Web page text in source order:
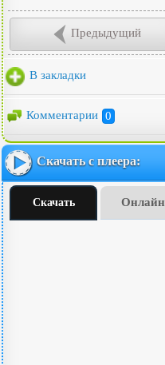
Предыдущий
В закладки
Комментарии 0
Скачать с плеера:
Скачать Онлайн